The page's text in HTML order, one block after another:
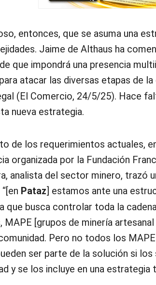
entonces, que se asuma una
Jaime de Althaus ha
que impondrá una presencia
para atacar las diversas etapas de
(El Comercio, 24/5/25). Hace
nueva estrategia.
de los requerimientos actuales,
organizada por la Fundación
analista del sector minero, trazó
Pataz] estamos ante una
que busca controlar toda la
MAPE [grupos de minería
Pero no todos los
ser parte de la solución si los
y se los incluye en una estrategia